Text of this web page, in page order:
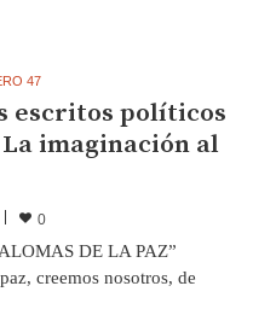
47
escritos políticos
imaginación al
0
DE LA PAZ”
creemos nosotros, de